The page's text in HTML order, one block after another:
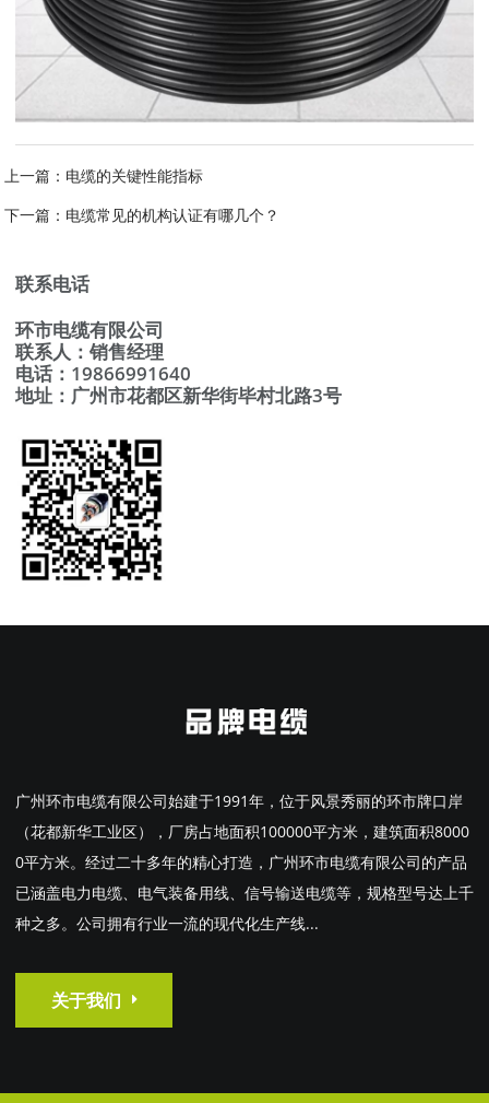
上一篇： 电缆的关键性能指标
下一篇： 电缆常见的机构认证有哪几个？
联系电话
环市电缆有限公司
联系人：销售经理
电话：19866991640
地址：广州市花都区新华街毕村北路3号
广州环市电缆有限公司始建于1991年，位于风景秀丽的环市牌口岸
（花都新华工业区），厂房占地面积100000平方米，建筑面积8000
0平方米。经过二十多年的精心打造，广州环市电缆有限公司的产品
已涵盖电力电缆、电气装备用线、信号输送电缆等，规格型号达上千
种之多。公司拥有行业一流的现代化生产线...
关于我们